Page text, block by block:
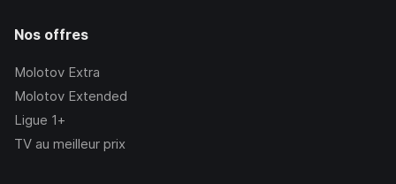
Nos offres
Molotov Extra
Molotov Extended
Ligue 1+
TV au meilleur prix